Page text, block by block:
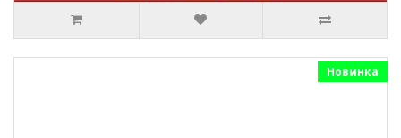
Новинка